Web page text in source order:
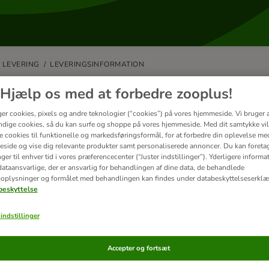
LEVERING LEVERINGSINFORMATION
I gratis levering?
gratis standardlevering ved ordrer over 449 kr.
minimumsordreværdier kan være gældende for visse kampagner og i
tydeligt ved kassen.
finde ud af alt omkring vores leveringspriser her:Leveringstider og
Hjælp os med at forbedre zooplus!
cookies, pixels og andre teknologier (“cookies”) på vores hjemmeside. Vi bruger
cookies, så du kan surfe og shoppe på vores hjemmeside. Med dit samtykke
cookies til funktionelle og markedsføringsformål, for at forbedre din oplevelse
og vise dig relevante produkter samt personaliserede annoncer. Du kan
til enhver tid i vores præferencecenter (“Juster indstillinger”). Yderligere
der er ansvarlig for behandlingen af ​​dine data, de behandlede
og formålet med behandlingen kan findes under
Accepter og fortsæt